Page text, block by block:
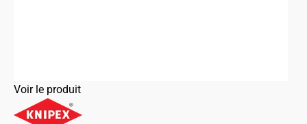
Voir le produit